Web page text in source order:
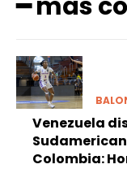
Venezuela
Colombia: